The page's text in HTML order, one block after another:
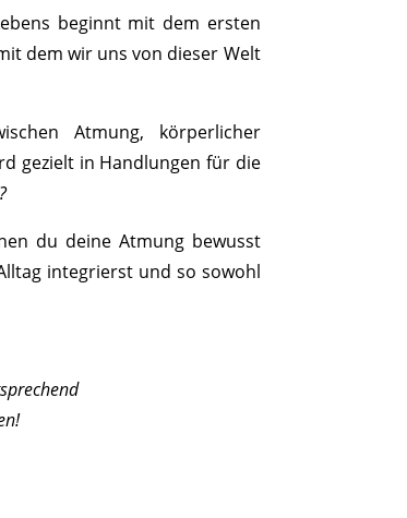
beginnt mit dem ersten
dem wir uns von dieser Welt
Atmung, körperlicher
gezielt in Handlungen für die
du deine Atmung bewusst
integrierst und so sowohl